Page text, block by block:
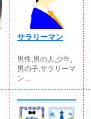
サラリーマン
男性,男の人,少年,
男の子,サラリーマ
ン...